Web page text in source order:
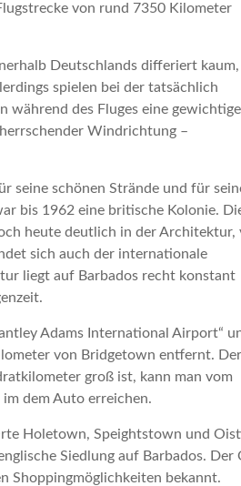
von rund 7350 Kilometer
Deutschlands differiert kaum,
spielen bei der tatsächlich
während des Fluges eine gewichtige
Windrichtung –
seine schönen Strände und für
bis 1962 eine britische Kolonie.
heute deutlich in der Architektur,
sich auch der internationale
liegt auf Barbados recht konstant
Adams International Airport“
von Bridgetown entfernt. Der
groß ist, kann man vom
dem Auto erreichen.
Holetown, Speightstown und
Siedlung auf Barbados. Der
Shoppingmöglichkeiten bekannt.